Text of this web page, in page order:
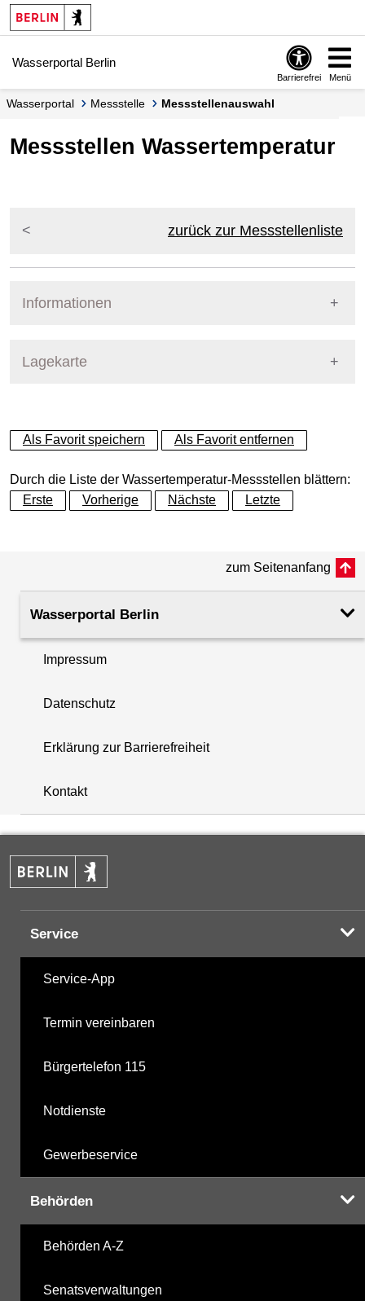
Springe zur Navigation
Springe zum Inhalt
Wasserportal Berlin
Barrierefrei Menü
Wasserportal Messstelle Messstellenauswahl
Messstellen Wassertemperatur
zurück zur Messstellenliste
Informationen
Lagekarte
+
−
+
−
Als Favorit speichern Als Favorit entfernen
Durch die Liste der Wassertemperatur-Messstellen blättern:
Erste
Vorherige Nächste Letzte
zum Seitenanfang
Wasserportal Berlin
Impressum
Datenschutz
Erklärung zur Barrierefreiheit
Kontakt
Service
Service-App
Termin vereinbaren
Bürgertelefon 115
Notdienste
Gewerbeservice
Behörden
Behörden A-Z
Senatsverwaltungen